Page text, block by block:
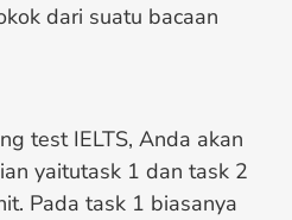
dari suatu bacaan
test IELTS, Anda akan
yaitutask 1 dan task 2
Pada task 1 biasanya